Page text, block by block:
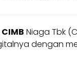
Niaga Tbk
dengan